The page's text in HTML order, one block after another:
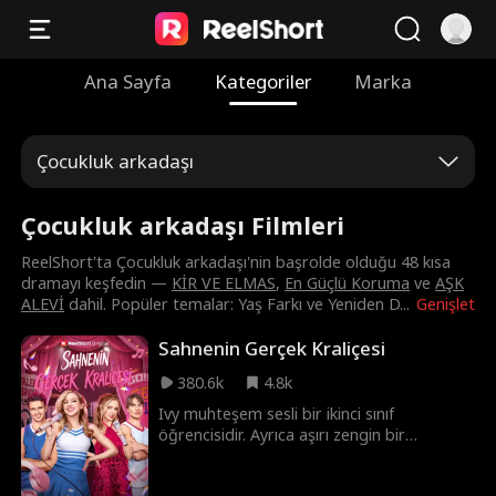
Ana Sayfa Kategoriler Marka
Çocukluk arkadaşı
Çocukluk arkadaşı Filmleri
Genişlet
ReelShort'ta Çocukluk arkadaşı'nin başrolde olduğu 48 kısa
dramayı keşfedin — KİR VE ELMAS, En Güçlü Koruma veAŞK
ALEVİ dahil. Popüler temalar: Yaş Farkı ve Yeniden D...
Sahnenin Gerçek Kraliçesi
380.6k
4.8k
Ivy muhteşem sesli bir ikinci sınıf
öğrencisidir. Ayrıca aşırı zengin bir